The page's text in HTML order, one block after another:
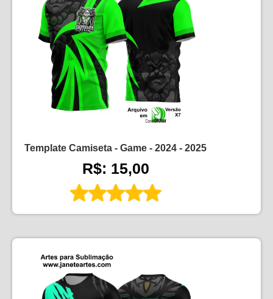
Template Camiseta - Game - 2024 - 2025
R$: 15,00